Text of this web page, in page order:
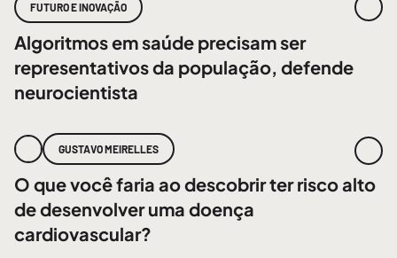
FUTURO E INOVAÇÃO
Algoritmos em saúde precisam ser
representativos da população, defende
neurocientista
GUSTAVO MEIRELLES
O que você faria ao descobrir ter risco alto
de desenvolver uma doença
cardiovascular?